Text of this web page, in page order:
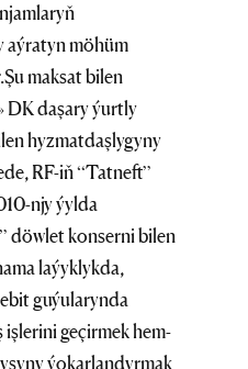
aýratyn möhüm
maksat bilen
DK daşary ýurtly
hyzmatdaşlygyny
RF-iň “Tatneft”
njy ýylda
döwlet konserni bilen
laýyklykda,
guýularynda
geçirmek hem-
ýokarlandyrmak